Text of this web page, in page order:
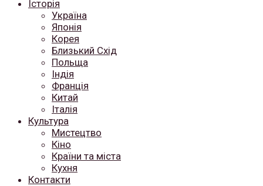
Історія
Україна
Японія
Корея
Близький Схід
Польща
Індія
Франція
Китай
Італія
Культура
Мистецтво
Кіно
Країни та міста
Кухня
Контакти